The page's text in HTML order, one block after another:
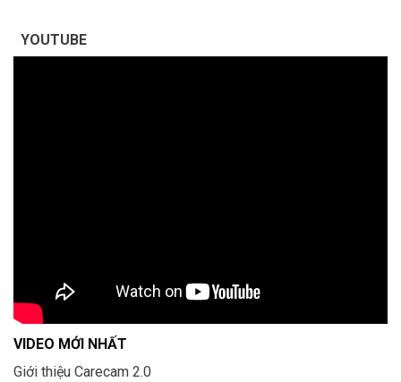
YOUTUBE
VIDEO MỚI NHẤT
Giới thiệu Carecam 2.0